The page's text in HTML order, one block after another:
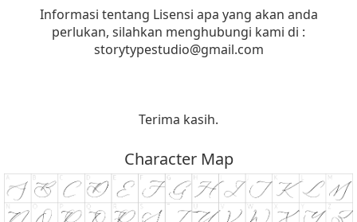
Informasi tentang Lisensi apa yang akan anda
perlukan, silahkan menghubungi kami di :
storytypestudio@gmail.com
Terima kasih.
Character Map